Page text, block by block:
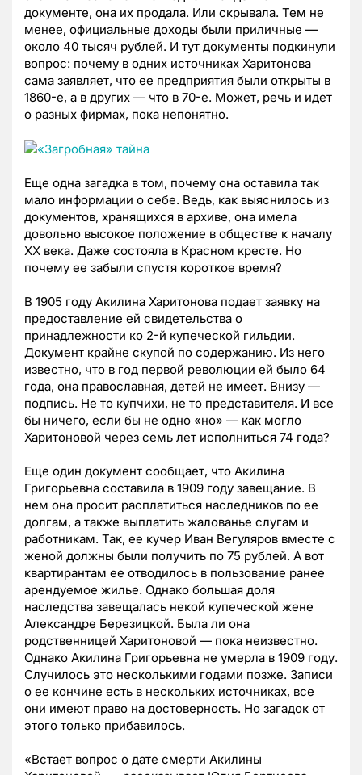
документе, она их продала. Или скрывала. Тем не
менее, официальные доходы были приличные —
около 40 тысяч рублей. И тут документы подкинули
вопрос: почему в одних источниках Харитонова
сама заявляет, что ее предприятия были открыты в
1860-е, а в других — что в 70-е. Может, речь и идет
о разных фирмах, пока непонятно.
Еще одна загадка в том, почему она оставила так
мало информации о себе. Ведь, как выяснилось из
документов, хранящихся в архиве, она имела
довольно высокое положение в обществе к началу
XX века. Даже состояла в Красном кресте. Но
почему ее забыли спустя короткое время?
В 1905 году Акилина Харитонова подает заявку на
предоставление ей свидетельства о
принадлежности ко 2-й купеческой гильдии.
Документ крайне скупой по содержанию. Из него
известно, что в год первой революции ей было 64
года, она православная, детей не имеет. Внизу —
подпись. Не то купчихи, не то представителя. И все
бы ничего, если бы не одно «но» — как могло
Харитоновой через семь лет исполниться 74 года?
Еще один документ сообщает, что Акилина
Григорьевна составила в 1909 году завещание. В
нем она просит расплатиться наследников по ее
долгам, а также выплатить жалованье слугам и
работникам. Так, ее кучер Иван Вегуляров вместе с
женой должны были получить по 75 рублей. А вот
квартирантам ее отводилось в пользование ранее
арендуемое жилье. Однако большая доля
наследства завещалась некой купеческой жене
Александре Березицкой. Была ли она
родственницей Харитоновой — пока неизвестно.
Однако Акилина Григорьевна не умерла в 1909 году.
Случилось это несколькими годами позже. Записи
о ее кончине есть в нескольких источниках, все
они имеют право на достоверность. Но загадок от
этого только прибавилось.
«Встает вопрос о дате смерти Акилины